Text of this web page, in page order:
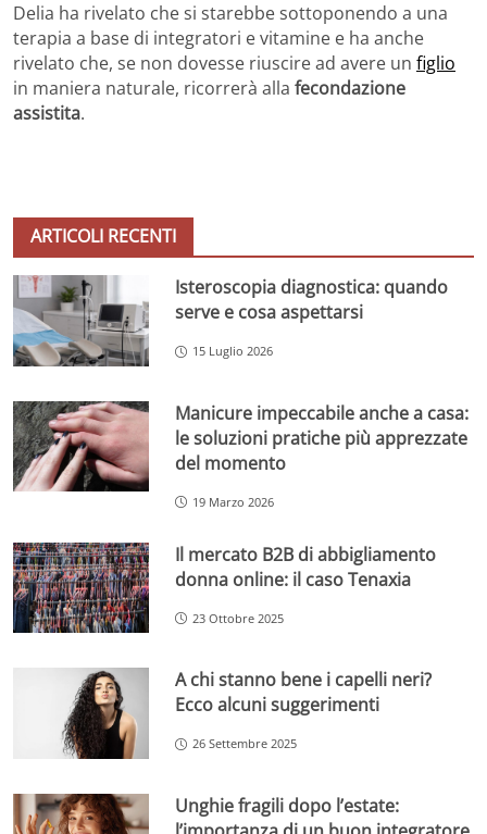
Delia ha rivelato che si starebbe sottoponendo a una
terapia a base di integratori e vitamine e ha anche
rivelato che, se non dovesse riuscire ad avere un figlio
in maniera naturale, ricorrerà alla fecondazione
assistita.
ARTICOLI RECENTI
Isteroscopia diagnostica: quando
serve e cosa aspettarsi
15 Luglio 2026
Manicure impeccabile anche a casa:
le soluzioni pratiche più apprezzate
del momento
19 Marzo 2026
Il mercato B2B di abbigliamento
donna online: il caso Tenaxia
23 Ottobre 2025
A chi stanno bene i capelli neri?
Ecco alcuni suggerimenti
26 Settembre 2025
Unghie fragili dopo l’estate: